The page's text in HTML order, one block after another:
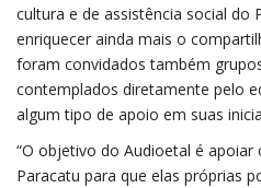
cultura e de assistência social do
enriquecer ainda mais o
foram convidados também
contemplados diretamente pelo
algum tipo de apoio em suas
“O objetivo do Audioetal é apoiar
Paracatu para que elas próprias